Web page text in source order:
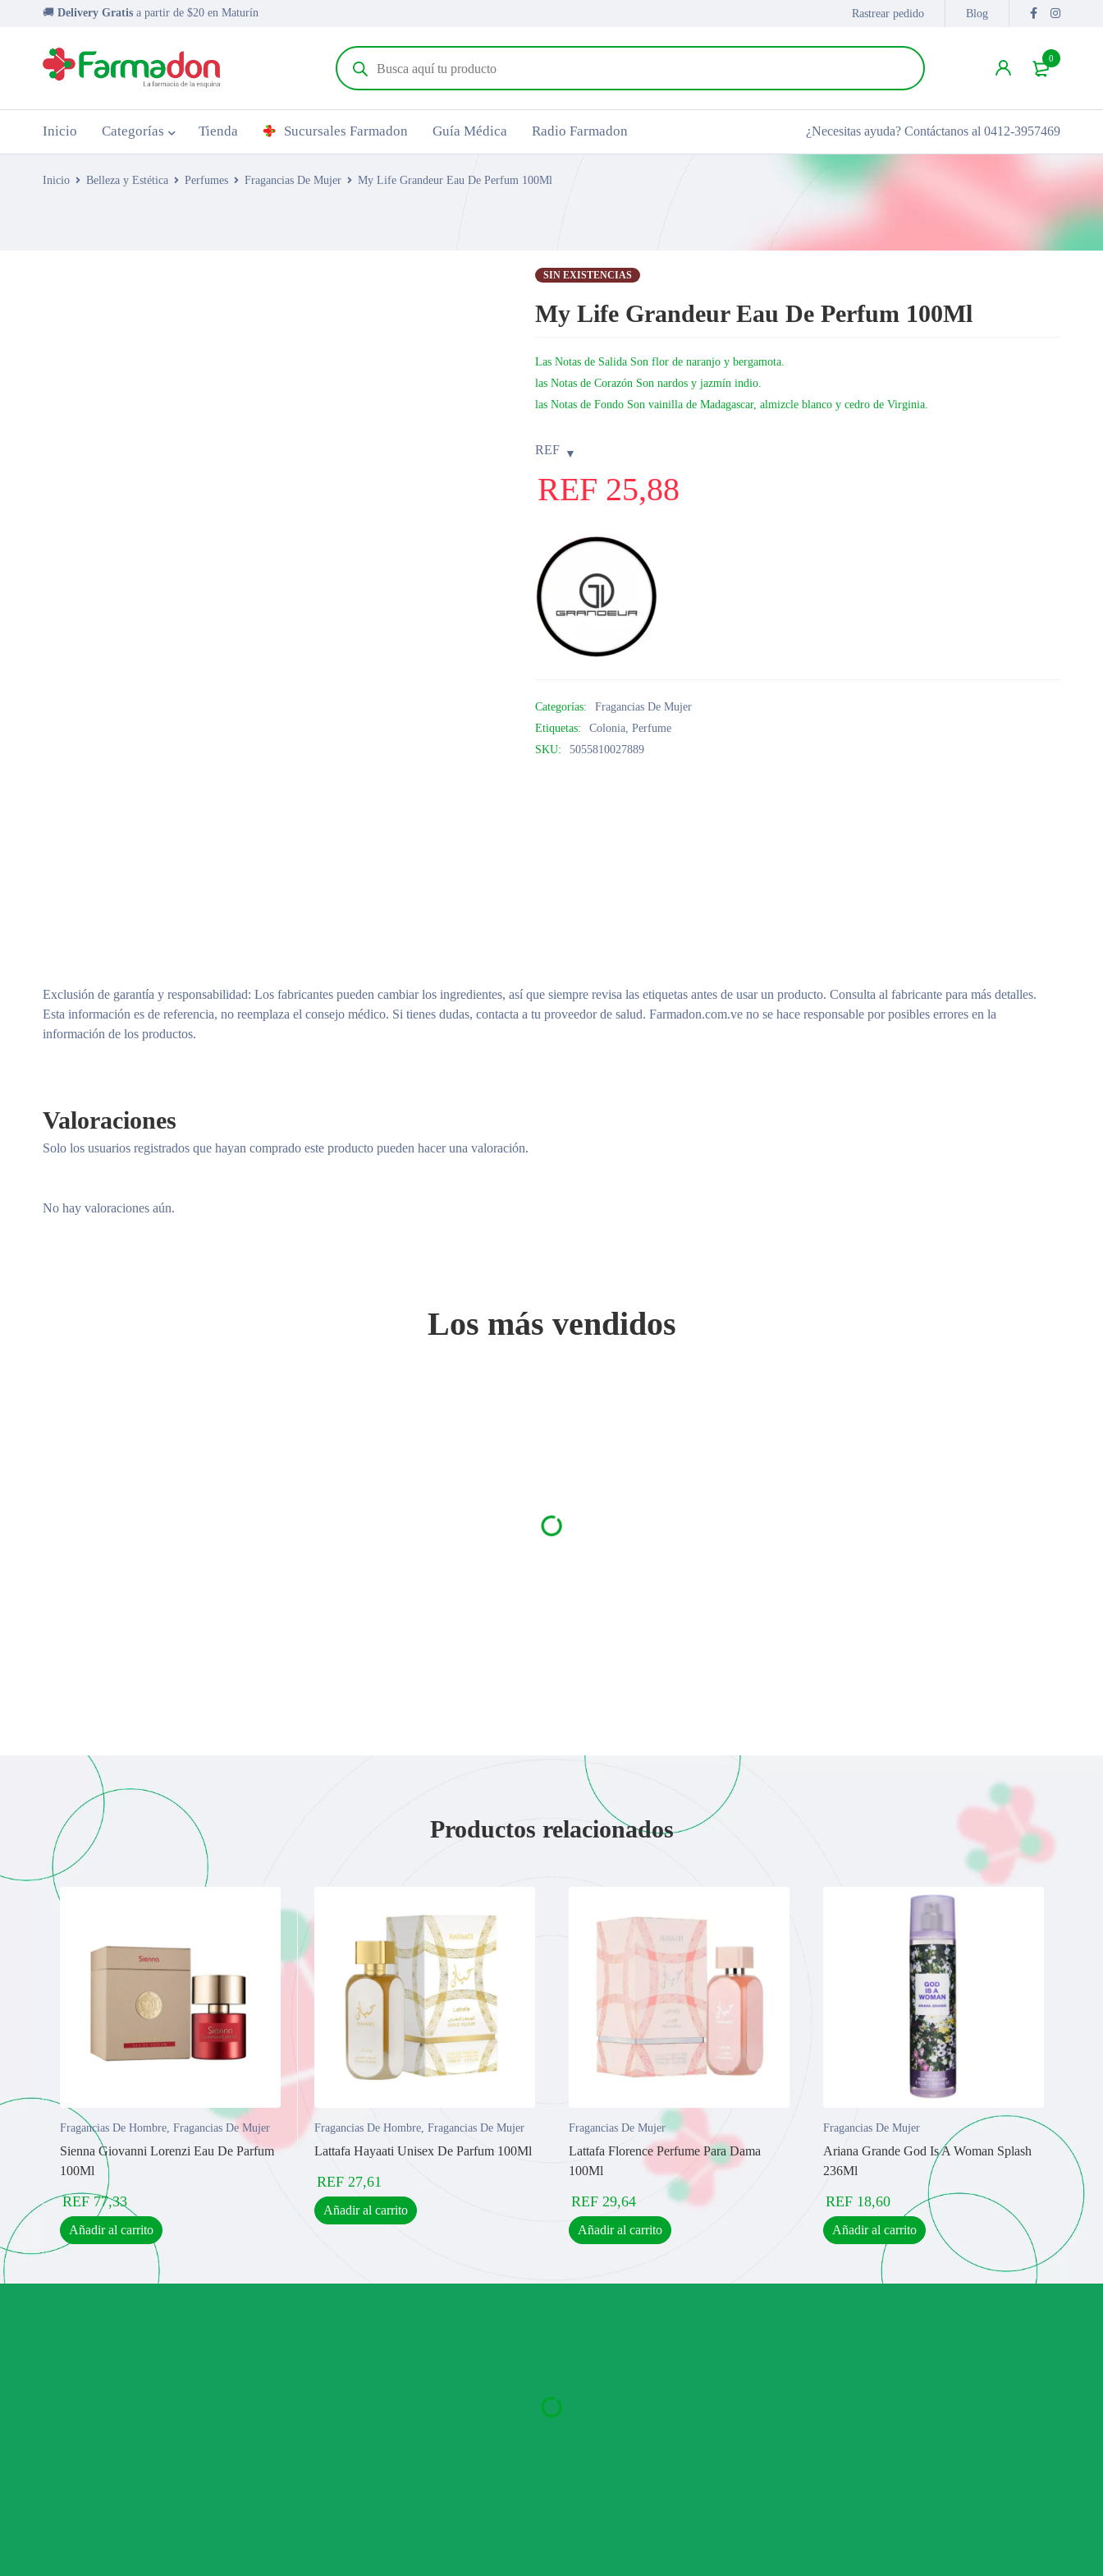
🚚 Delivery Gratis a partir de $20 en Maturín Rastrear pedido Blog
0
Inicio Categorías Tienda Sucursales Farmadon Guía Médica Radio Farmadon ¿Necesitas ayuda? Contáctanos al 0412-3957469
Inicio Belleza y Estética Perfumes Fragancias De Mujer My Life Grandeur Eau De Perfum 100Ml
SIN EXISTENCIAS
My Life Grandeur Eau De Perfum 100Ml
Las Notas de Salida Son flor de naranjo y bergamota.
las Notas de Corazón Son nardos y jazmín indio.
las Notas de Fondo Son vainilla de Madagascar, almizcle blanco y cedro de Virginia.
REF
REF 25,88
Categorías:
Fragancias De Mujer
Etiquetas:
Colonia,Perfume
SKU:
5055810027889
Exclusión de garantía y responsabilidad: Los fabricantes pueden cambiar los ingredientes, así que siempre revisa las etiquetas antes de usar un producto. Consulta al fabricante para más detalles.
Esta información es de referencia, no reemplaza el consejo médico. Si tienes dudas, contacta a tu proveedor de salud. Farmadon.com.ve no se hace responsable por posibles errores en la
información de los productos.
Valoraciones
No hay valoraciones aún.
Solo los usuarios registrados que hayan comprado este producto pueden hacer una valoración.
Los más vendidos
Productos relacionados
Fragancias De Hombre Fragancias De Mujer
Sienna Giovanni Lorenzi Eau De Parfum
100Ml
REF 77,33
Añadir al carrito
Fragancias De Hombre Fragancias De Mujer
Lattafa Hayaati Unisex De Parfum 100Ml
REF 27,61
Añadir al carrito
Fragancias De Mujer
Lattafa Florence Perfume Para Dama
100Ml
REF 29,64
Añadir al carrito
Fragancias De Mujer
Ariana Grande God Is A Woman Splash
236Ml
REF 18,60
Añadir al carrito